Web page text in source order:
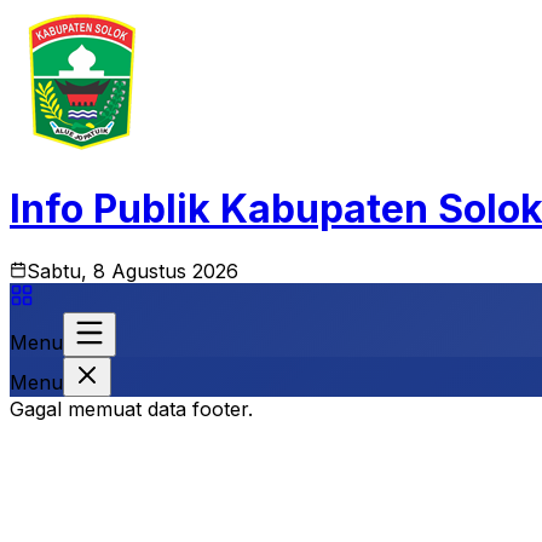
Info Publik Kabupaten Solok
Sabtu, 8 Agustus 2026
Menu
Menu
Gagal memuat data footer.